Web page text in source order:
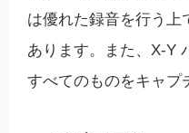
は優れた録音を行う上
あります。また、X-Y
すべてのものをキャプ